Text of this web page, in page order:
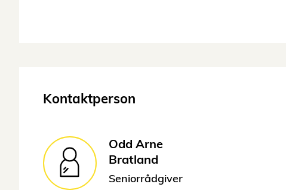
Kontaktperson
Odd Arne
Bratland
Seniorrådgiver